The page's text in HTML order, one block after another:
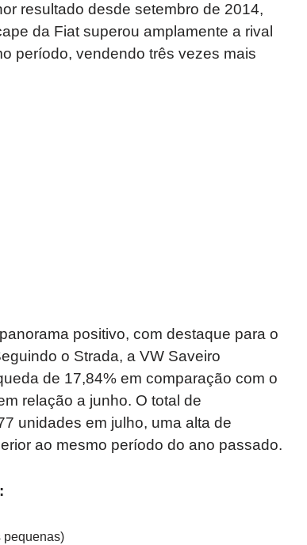
resultado desde setembro de 2014,
da Fiat superou amplamente a rival
período, vendendo três vezes mais
positivo, com destaque para o
o Strada, a VW Saveiro
de 17,84% em comparação com o
relação a junho. O total de
unidades em julho, uma alta de
ao mesmo período do ano passado.
pequenas)